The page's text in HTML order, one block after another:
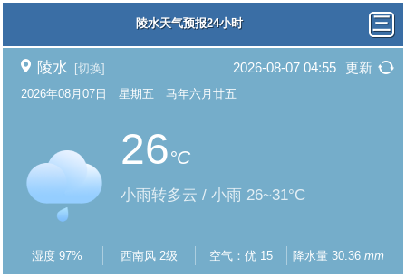
陵水天气预报24小时
陵水 [切换] 2026-08-07 04:55 更新
2026年08月07日 星期五 马年六月廿五
26°C
小雨转多云 / 小雨 26~31°C
湿度 97% 西南风 2级 空气：优 15 降水量 30.36mm